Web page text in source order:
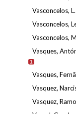
Vasconcelos,
Vasconcelos,
Vasconcelos,
Vasques,
1
Vasques,
Vasquez,
Vasquez,